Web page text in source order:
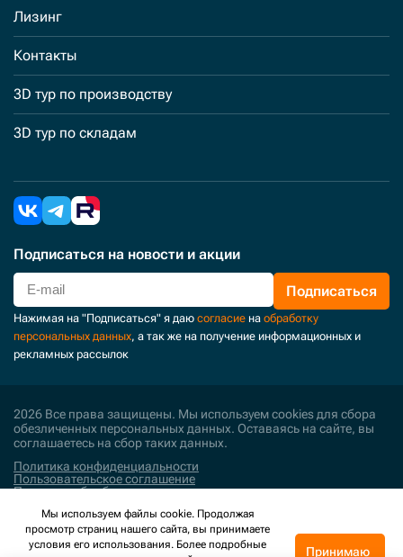
Лизинг
Контакты
3D тур по производству
3D тур по складам
Подписаться на новости и акции
Подписаться
Нажимая на "Подписаться" я даю согласие на обработку
персональных данных, а так же на получение информационных и
рекламных рассылок
2026 Все права защищены. Мы используем cookies для сбора
обезличенных персональных данных. Оставаясь на сайте, вы
соглашаетесь на сбор таких данных.
Политика конфиденциальности
Пользовательское соглашение
Политика обработки персональных данных
Поддержка и развитие
Мы используем файлы cookie. Продолжая
просмотр страниц нашего сайта, вы принимаете
условия его использования. Более подробные
Принимаю